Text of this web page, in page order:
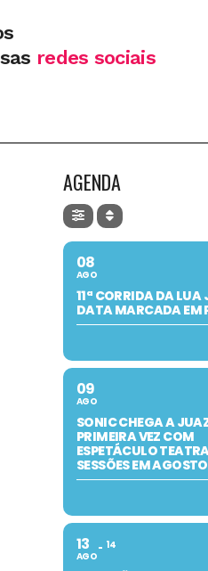
redes sociais
AGENDA
08
AGO
11ª CORRIDA DA LUA
DATA MARCADA EM
09
AGO
SONIC CHEGA A
PRIMEIRA VEZ COM
ESPETÁCULO
SESSÕES EM AGOSTO
13
AGO
14